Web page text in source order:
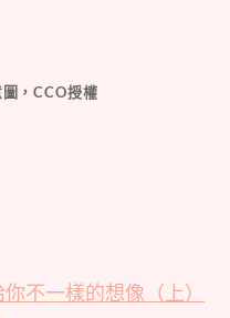
，CCO授權
不一樣的想像（上）